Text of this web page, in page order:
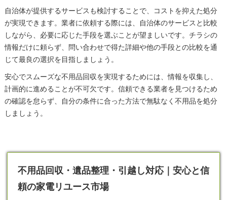
自治体が提供するサービスも検討することで、コストを抑えた処分
が実現できます。業者に依頼する際には、自治体のサービスと比較
しながら、必要に応じた手段を選ぶことが望ましいです。チラシの
情報だけに頼らず、問い合わせで得た詳細や他の手段との比較を通
じて最良の選択を目指しましょう。
安心でスムーズな不用品回収を実現するためには、情報を収集し、
計画的に進めることが不可欠です。信頼できる業者を見つけるため
の確認を怠らず、自分の条件に合った方法で無駄なく不用品を処分
しましょう。
不用品回収・遺品整理・引越し対応｜安心と信
頼の家電リユース市場